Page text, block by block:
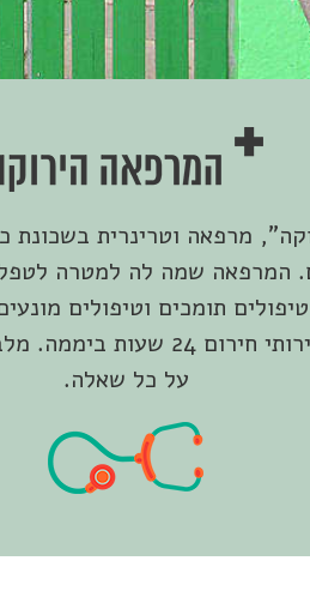
הירוקה", מרפאה וטרינרית
המרפאה שמה לה למטרה לטפל
תומכים וטיפולים
כירורגיים, טיפולי שיניים
על כל שאלה.